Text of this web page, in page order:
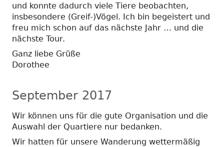
und konnte dadurch viele Tiere beobachten,
insbesondere (Greif-)Vögel. Ich bin begeistert und
freu mich schon auf das nächste Jahr … und die
nächste Tour.
Ganz liebe Grüße
Dorothee
September 2017
Wir können uns für die gute Organisation und die
Auswahl der Quartiere nur bedanken.
Wir hatten für unsere Wanderung wettermäßig